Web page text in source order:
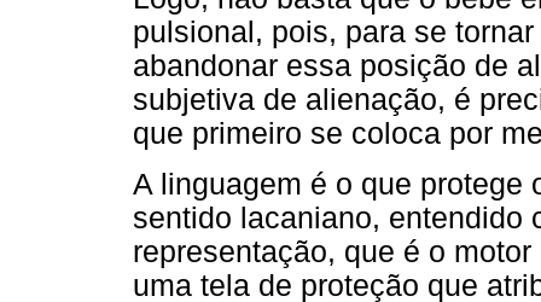
pulsional, pois, para se
abandonar essa posição de
subjetiva de alienação, é
que primeiro se coloca por
A linguagem é o que protege
sentido lacaniano, entendido
representação, que é o
uma tela de proteção que